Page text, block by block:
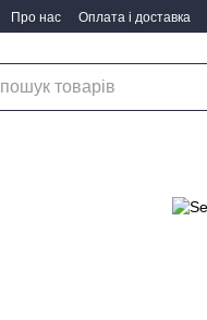
Про нас Оплата і доставка